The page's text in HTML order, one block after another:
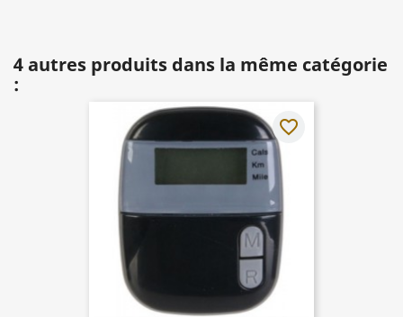
4 autres produits dans la même catégorie
:
favorite_border